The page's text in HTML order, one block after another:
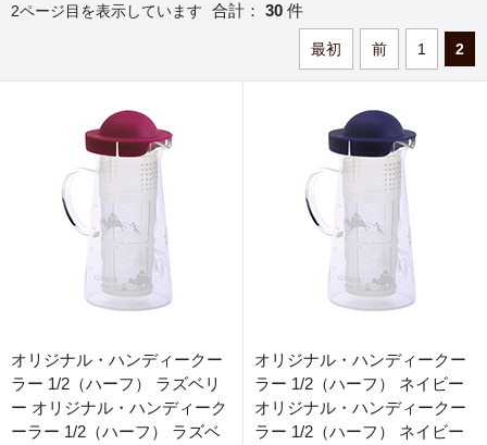
2ページ目を表示しています 合計： 30 件
最初 前 1 2
オリジナル・ハンディークー
ラー 1/2（ハーフ） ラズベリ
ー オリジナル・ハンディーク
ーラー 1/2（ハーフ） ラズベ
オリジナル・ハンディークー
ラー 1/2（ハーフ） ネイビー
オリジナル・ハンディークー
ラー 1/2（ハーフ） ネイビー